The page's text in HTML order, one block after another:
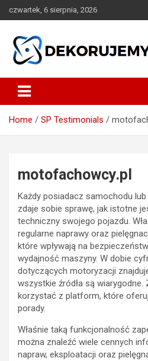
to
czwartek, 6 sierpnia, 2026
dekorujemy-
Home SP Testimonials
motofachowcy.pl
Każdy posiadacz samochodu
zdaje sobie sprawę, jak istotne
techniczny swojego pojazdu.
regularne naprawy oraz
które wpływają na
wydajność maszyny. W dobie
dotyczących motoryzacji
wszystkie źródła są
korzystać z platform, które
porady.
Właśnie taką funkcjonalność
można znaleźć wiele cennych
napraw, eksploatacji oraz